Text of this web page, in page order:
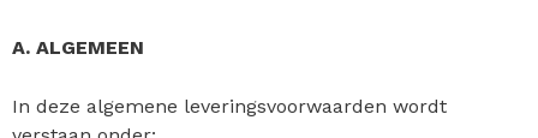
A. ALGEMEEN
In deze algemene leveringsvoorwaarden wordt